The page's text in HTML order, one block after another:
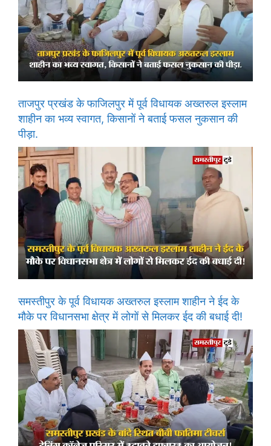
ताजपुर प्रखंड के फाजिलपुर में पूर्व विधायक अख्तरुल इस्लाम
शाहीन का भव्य स्वागत, किसानों ने बताई फसल नुकसान की
पीड़ा.
समस्तीपुर के पूर्व विधायक अख्तरुल इस्लाम शाहीन ने ईद के
मौके पर विधानसभा क्षेत्र में लोगों से मिलकर ईद की बधाई दी!